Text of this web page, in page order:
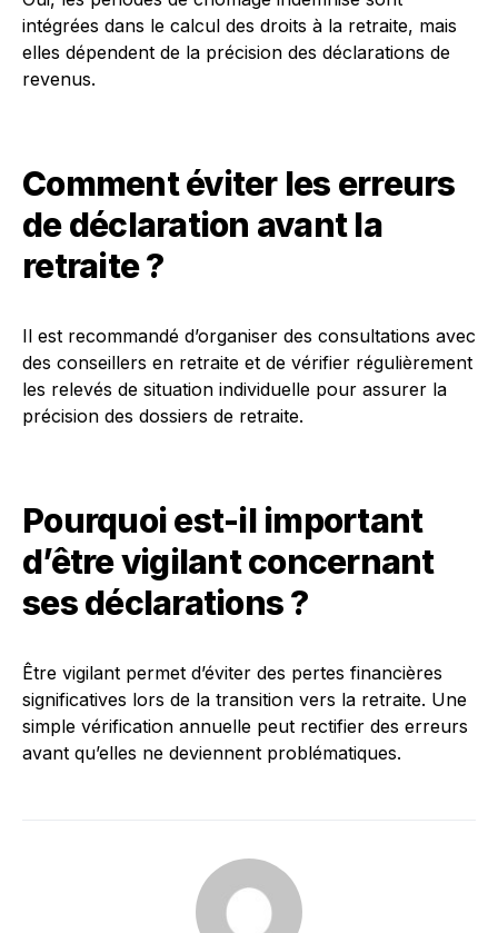
intégrées dans le calcul des droits à la retraite, mais
elles dépendent de la précision des déclarations de
revenus.
Comment éviter les erreurs
de déclaration avant la
retraite ?
Il est recommandé d’organiser des consultations avec
des conseillers en retraite et de vérifier régulièrement
les relevés de situation individuelle pour assurer la
précision des dossiers de retraite.
Pourquoi est-il important
d’être vigilant concernant
ses déclarations ?
Être vigilant permet d’éviter des pertes financières
significatives lors de la transition vers la retraite. Une
simple vérification annuelle peut rectifier des erreurs
avant qu’elles ne deviennent problématiques.